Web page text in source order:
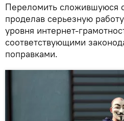
Переломить сложившуюся
проделав серьезную
уровня интернет-
соответствующими
поправками.